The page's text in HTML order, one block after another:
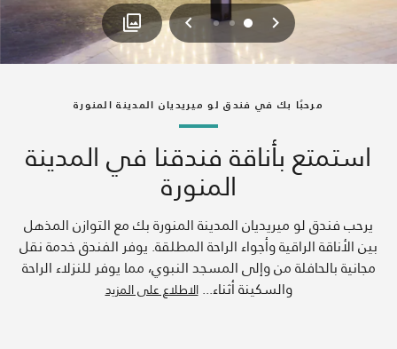
السابق
0
1
2 التالي
مرحبًا بك في فندق لو ميريديان المدينة المنورة
استمتع بأناقة فندقنا في المدينة
المنورة
يرحب فندق لو ميريديان المدينة المنورة بك مع التوازن المذهل
بين الأناقة الراقية وأجواء الراحة المطلقة. يوفر الفندق خدمة نقل
مجانية بالحافلة من وإلى المسجد النبوي، مما يوفر للنزلاء الراحة
والسكينة أثناء... الاطلاع على المزيد